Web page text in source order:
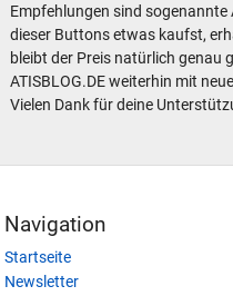
Empfehlungen sind sogenannte
dieser Buttons etwas kaufst,
bleibt der Preis natürlich genau
ATISBLOG.DE weiterhin mit
Vielen Dank für deine
Navigation
Startseite
Newsletter